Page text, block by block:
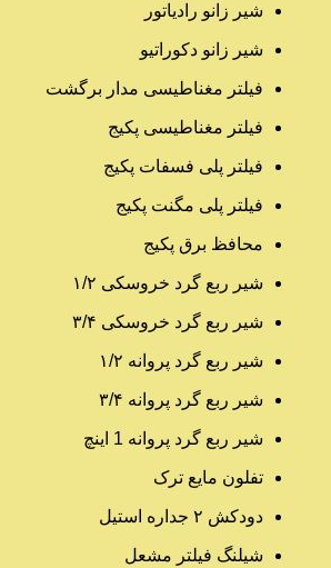
شیر زانو رادیاتور
شیر زانو دکوراتیو
فیلتر مغناطیسی مدار برگشت
فیلتر مغناطیسی پکیج
فیلتر پلی فسفات پکیج
فیلتر پلی مگنت پکیج
محافظ برق پکیج
شیر ربع گرد خروسکی ۱/۲
شیر ربع گرد خروسکی ۳/۴
شیر ربع گرد پروانه ۱/۲
شیر ربع گرد پروانه ۳/۴
شیر ربع گرد پروانه 1 اینچ
تفلون مایع ترک
دودکش ۲ جداره استیل
شیلنگ فیلتر مشعل